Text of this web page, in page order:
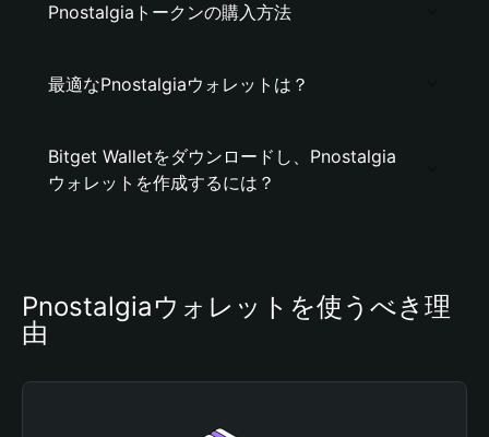
Pnostalgiaトークンの購入方法
最適なPnostalgiaウォレットは？
Bitget Walletをダウンロードし、Pnostalgia
ウォレットを作成するには？
Pnostalgiaウォレットを使うべき理
由